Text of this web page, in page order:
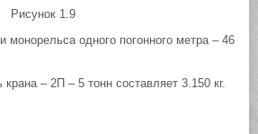
Рисунок 1.9
монорельса одного погонного метра – 46
крана – 2П – 5 тонн составляет 3.150 кг.